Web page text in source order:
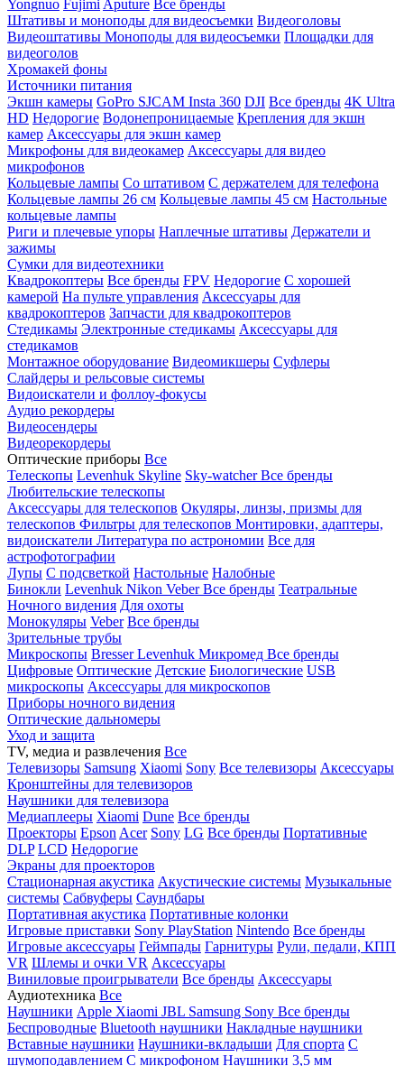
Yongnuo Fujimi Aputure Все бренды
Штативы и моноподы для видеосъемки Видеоголовы
Видеоштативы Моноподы для видеосъемки Площадки для
видеоголов
Хромакей фоны
Источники питания
Экшн камеры GoPro SJCAM Insta 360 DJI Все бренды 4K Ultra
HD Недорогие Водонепроницаемые Крепления для экшн
камер Аксессуары для экшн камер
Микрофоны для видеокамер Аксессуары для видео
микрофонов
Кольцевые лампы Со штативом C держателем для телефона
Кольцевые лампы 26 см Кольцевые лампы 45 см Настольные
кольцевые лампы
Риги и плечевые упоры Наплечные штативы Держатели и
зажимы
Сумки для видеотехники
Квадрокоптеры Все бренды FPV Недорогие С хорошей
камерой На пульте управления Аксессуары для
квадрокоптеров Запчасти для квадрокоптеров
Стедикамы Электронные стедикамы Аксессуары для
стедикамов
Монтажное оборудование Видеомикшеры Суфлеры
Слайдеры и рельсовые системы
Видоискатели и фоллоу-фокусы
Аудио рекордеры
Видеосендеры
Видеорекордеры
Оптические приборы Все
Телескопы Levenhuk Skyline Sky-watcherВсе бренды
Любительские телескопы
Аксессуары для телескопов Окуляры, линзы, призмы для
телескопов Фильтры для телескопов Монтировки, адаптеры,
видоискатели Литература по астрономии Все для
астрофотографии
Лупы С подсветкой Настольные Налобные
Бинокли Levenhuk Nikon VeberВсе бренды Театральные
Ночного видения Для охоты
Монокуляры Veber Все бренды
Зрительные трубы
Микроскопы BresserLevenhuk Микромед Все бренды
Цифровые Оптические Детские Биологические USB
микроскопы Аксессуары для микроскопов
Приборы ночного видения
Оптические дальномеры
Уход и защита
TV, медиа и развлечения Все
Телевизоры Samsung Xiaomi Sony Все телевизоры Аксессуары
Кронштейны для телевизоров
Наушники для телевизора
Медиаплееры Xiaomi Dune Все бренды
Проекторы Epson Acer Sony LG Все бренды Портативные
DLP LCD Недорогие
Экраны для проекторов
Стационарная акустика Акустические системы Музыкальные
системы Сабвуферы Саундбары
Портативная акустика Портативные колонки
Игровые приставки Sony PlayStation Nintendo Все бренды
Игровые аксессуары Геймпады Гарнитуры Рули, педали, КПП
VR Шлемы и очки VR Аксессуары
Виниловые проигрыватели Все бренды Аксессуары
Аудиотехника Все
Наушники Apple Xiaomi JBL Samsung Sony Все бренды
Беспроводные Bluetooth наушники Накладные наушники
Вставные наушники Наушники-вкладыши Для спорта С
шумоподавлением С микрофоном Наушники 3,5 мм